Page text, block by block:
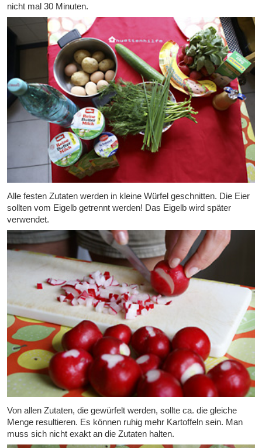
nicht mal 30 Minuten.
Alle festen Zutaten werden in kleine Würfel geschnitten. Die Eier
sollten vom Eigelb getrennt werden! Das Eigelb wird später
verwendet.
Von allen Zutaten, die gewürfelt werden, sollte ca. die gleiche
Menge resultieren. Es können ruhig mehr Kartoffeln sein. Man
muss sich nicht exakt an die Zutaten halten.